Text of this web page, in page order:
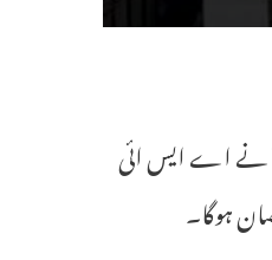
نے اے ایس ائی
ہوگا۔